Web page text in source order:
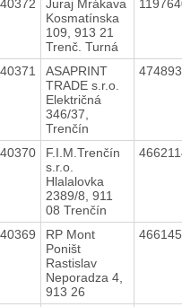
Juraj Mrákava
Kosmatínska
109, 913 21
Trenč. Turná
ASAPRINT
TRADE s.r.o.
Električná
346/37,
Trenčín
F.I.M.Trenčín
s.r.o.
Hlalalovka
2389/8, 911
08 Trenčín
RP Mont
Poništ
Rastislav
Neporadza 4,
913 26